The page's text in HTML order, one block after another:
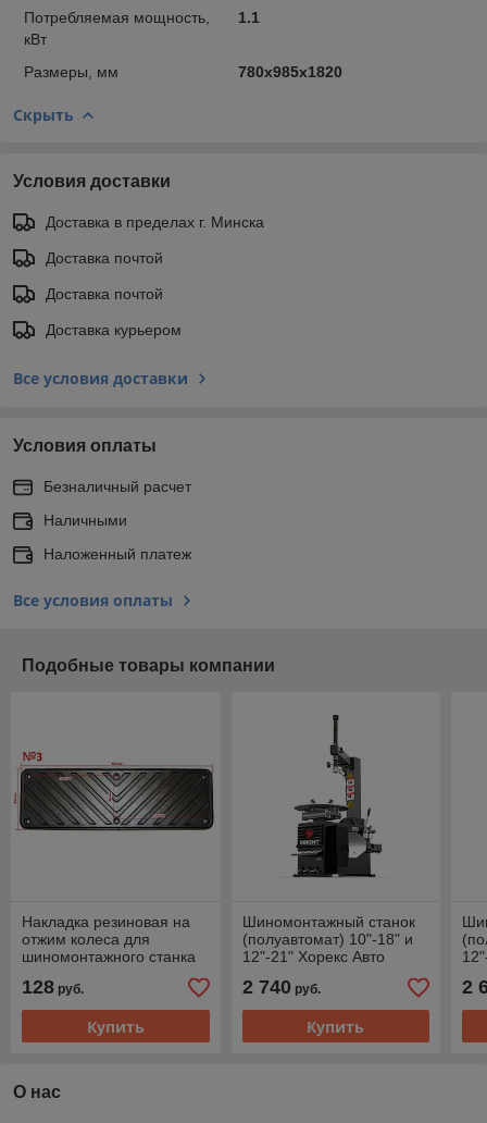
Потребляемая мощность,
кВт
1.1
Размеры, мм 780х985х1820
Скрыть
Условия доставки
Доставка в пределах г. Минска
Доставка почтой
Доставка почтой
Доставка курьером
Все условия доставки
Условия оплаты
Безналичный расчет
Наличными
Наложенный платеж
Все условия оплаты
Подобные товары компании
Накладка резиновая на
отжим колеса для
шиномонтажного станка
08.300.029
128 руб.
Купить
Шиномонтажный станок
(полуавтомат) 10"-18" и
12"-21" Хорекс Авто
2 740руб.
Купить
2
О нас